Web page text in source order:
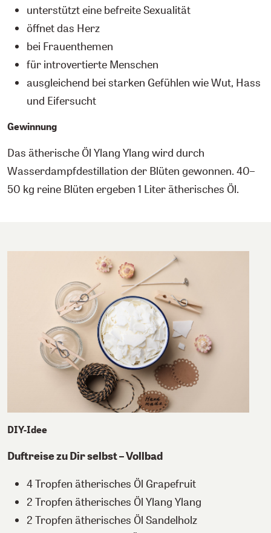
unterstützt eine befreite Sexualität
öffnet das Herz
bei Frauenthemen
für introvertierte Menschen
ausgleichend bei starken Gefühlen wie Wut, Hass
und Eifersucht
Gewinnung
Das ätherische Öl Ylang Ylang wird durch
Wasserdampfdestillation der Blüten gewonnen. 40–
50 kg reine Blüten ergeben 1 Liter ätherisches Öl.
DIY-Idee
Duftreise zu Dir selbst – Vollbad
4 Tropfen ätherisches Öl Grapefruit
2 Tropfen ätherisches Öl Ylang Ylang
2 Tropfen ätherisches Öl Sandelholz